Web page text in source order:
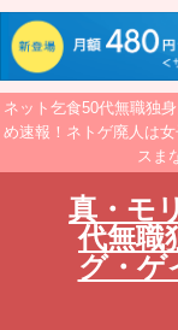
ネット乞食50代無職独
め速報！ネトゲ廃人は
スま
真・モ
代無職
グ・ゲ